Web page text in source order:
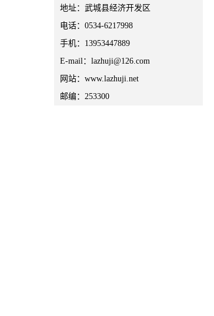
地址：武城县经济开发区
电话：0534-6217998
手机：13953447889
E-mail：lazhuji@126.com
网站：www.lazhuji.net
邮编：253300